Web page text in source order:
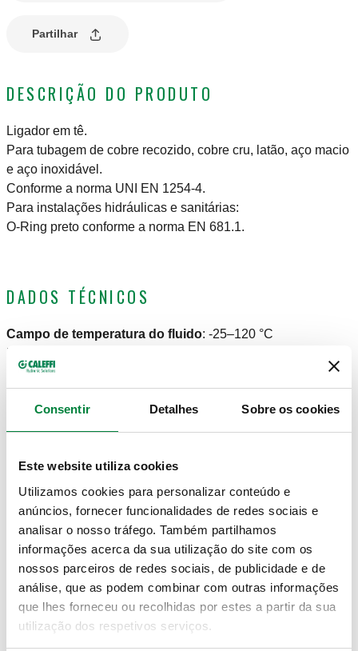
Consentir Detalhes Sobre os cookies
Este website utiliza cookies
Utilizamos cookies para personalizar conteúdo e
anúncios, fornecer funcionalidades de redes sociais e
analisar o nosso tráfego. Também partilhamos
informações acerca da sua utilização do site com os
nossos parceiros de redes sociais, de publicidade e de
análise, que as podem combinar com outras informações
que lhes forneceu ou recolhidas por estes a partir da sua
utilização dos respetivos serviços.
Partilhar
DESCRIÇÃO DO PRODUTO
Ligador em tê.
Para tubagem de cobre recozido, cobre cru, latão, aço macio
e aço inoxidável.
Conforme a norma UNI EN 1254-4.
Para instalações hidráulicas e sanitárias:
O-Ring preto conforme a norma EN 681.1.
DADOS TÉCNICOS
Campo de temperatura do fluido: -25–120 °C
Pressão máxima de funcionamento
DESENHOS E ESPECIFICAÇÕES
Código artigo Diâmetro tubagem
906010 Ø 10
Modelos 3D
Texto de proposta